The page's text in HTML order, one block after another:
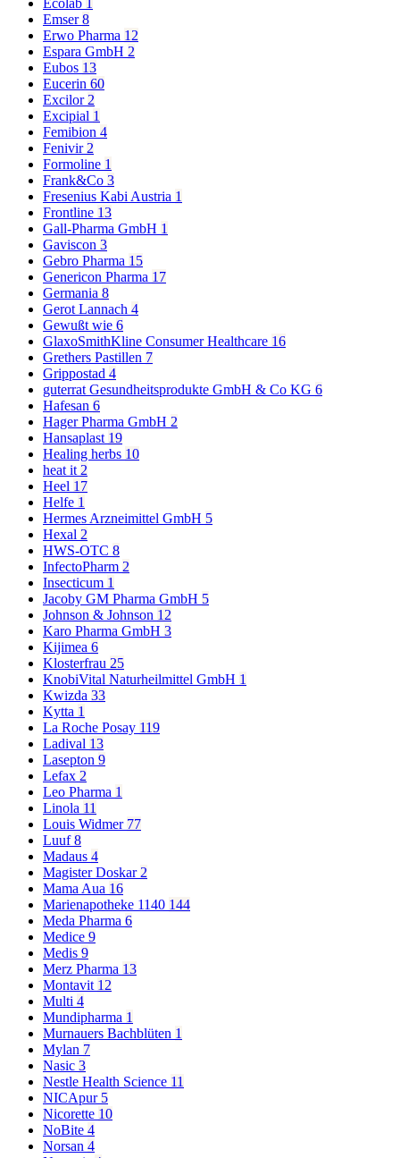
Ecolab 1
Emser8
Erwo Pharma 12
Espara GmbH 2
Eubos 13
Eucerin 60
Excilor 2
Excipial 1
Femibion 4
Fenivir 2
Formoline 1
Frank&Co 3
Fresenius Kabi Austria 1
Frontline 13
Gall-Pharma GmbH 1
Gaviscon 3
Gebro Pharma 15
Genericon Pharma 17
Germania 8
Gerot Lannach 4
Gewußt wie 6
GlaxoSmithKline Consumer Healthcare 16
Grethers Pastillen 7
Grippostad 4
guterrat Gesundheitsprodukte GmbH & Co KG 6
Hafesan 6
Hager Pharma GmbH 2
Hansaplast 19
Healing herbs 10
heat it 2
Heel 17
Helfe 1
Hermes Arzneimittel GmbH 5
Hexal 2
HWS-OTC 8
InfectoPharm 2
Insecticum 1
Jacoby GM Pharma GmbH 5
Johnson & Johnson 12
Karo Pharma GmbH 3
Kijimea 6
Klosterfrau 25
KnobiVital Naturheilmittel GmbH 1
Kwizda 33
Kytta 1
La Roche Posay 119
Ladival 13
Lasepton 9
Lefax 2
Leo Pharma 1
Linola 11
Louis Widmer 77
Luuf8
Madaus 4
Magister Doskar 2
Mama Aua 16
Marienapotheke 1140 144
Meda Pharma 6
Medice 9
Medis 9
Merz Pharma 13
Montavit 12
Multi 4
Mundipharma 1
Murnauers Bachblüten 1
Mylan 7
Nasic 3
Nestle Health Science 11
NICApur 5
Nicorette 10
NoBite 4
Norsan 4